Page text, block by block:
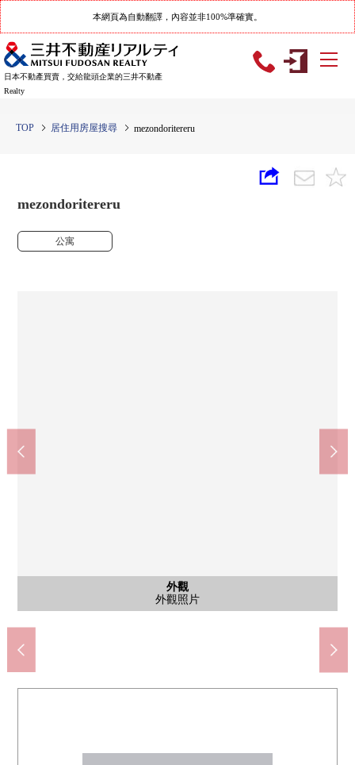
本網頁為自動翻譯，內容並非100%準確實。
日本不動產買賣，交給龍頭企業的三井不動產
Realty
TOP 居住用房屋搜尋 mezondoritereru
mezondoritereru
公寓
外觀
外觀照片
外觀
外觀照片
外觀
外觀照片
外觀
外觀照片
入口
入口路徑
入口
入口路徑
共有部分
防盜門
入口
入口
入口
入口
外觀
外觀照片
停車場
停車場
共有部分
對停車場的出入口
其他當地
前面道路
其他當地
前面道路
共有部分
腳踏車停放處的出入口
共有部分
腳踏車停放處
共有部分
垃圾場地
外觀
外觀照片
外觀
外觀照片
外觀
外觀照片
市營、宮交公共汽車"向山高中前"停(約300m)
步行4分鐘
仙台市營地下鐵南北線"愛宕橋"車站(約1800m)
步行23分鐘
仙台市立向山小學(約780m)
步行10分鐘
仙台市立愛宕中學(約1070m)
步行14分鐘
仙台向山郵局(約560m)
步行7分鐘
MINISTOP仙台八木山綠町商店(約650m)
步行9分鐘
7-Eleven仙台八木山神社店(約740m)
步行10分鐘
向山中央公園(約910m)
步行12分鐘
TSURUHA藥品仙台向山商店(約1170m)
步行15分鐘
SEIYU五橋商店(約2050m)
步行26分鐘